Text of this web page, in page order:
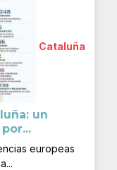
Cataluña
un
europeas